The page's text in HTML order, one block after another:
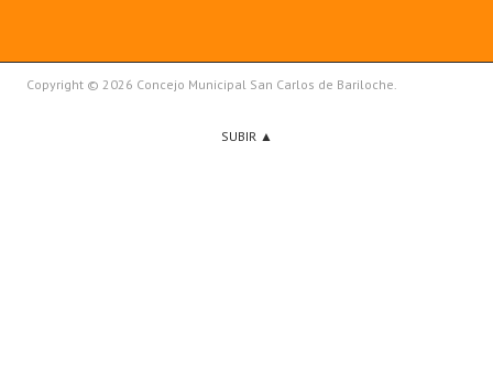
Copyright © 2026 Concejo Municipal San Carlos de Bariloche.
SUBIR ▲